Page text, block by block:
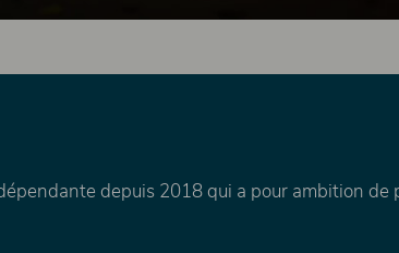
depuis 2018 qui a pour ambition de